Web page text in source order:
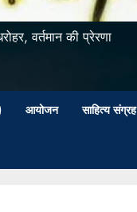
वर्तमान की प्रेरणा
आयोजन साहित्य संग्रह